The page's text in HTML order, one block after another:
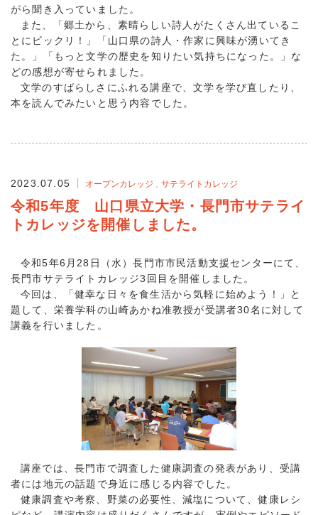
がら聞き入っていました。
また、「郷土から、素晴らしい詩人がたくさん出ているこ
とにビックリ！」「山口県の詩人・作家に興味が湧いてき
た。」「もっと文学の歴史を知りたい気持ちになった。」な
どの感想が寄せられました。
文学のすばらしさにふれる講座で、文学を学び直したり、
本を読んでみたいと思う内容でした。
2023.07.05 オープンカレッジ サテライトカレッジ
令和5年度 山口県立大学・長門市サテライ
トカレッジを開催しました。
令和5年6月28日（水）長門市市民活動支援センターにて、
長門市サテライトカレッジ3回目を開催しました。
今回は、「健幸な日々を食生活から気軽に始めよう！」と
題して、栄養学科の山崎あかね准教授が受講者30名に対して
講義を行いました。
講座では、長門市で調査した健康調査の発表があり、受講
者には地元の話題で身近に感じる内容でした。
健康調査や考察、野菜の必要性、減塩について、健康レシ